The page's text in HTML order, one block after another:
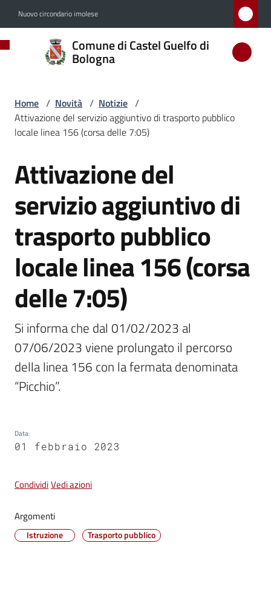
Nuovo circondario imolese
Comune di Castel Guelfo di
Bologna
Comune
di
Guelfo
di
Bologna
Amministrazione
Novità
Menu selezionato
Servizi
Vivere
Guelfo
Tutti
argomenti...
Seguici
Home / Novità / Notizie /
Attivazione del servizio aggiuntivo di trasporto pubblico
locale linea 156 (corsa delle 7:05)
Salta al contenuto
Attivazione del
servizio aggiuntivo di
trasporto pubblico
locale linea 156 (corsa
delle 7:05)
Si informa che dal 01/02/2023 al
07/06/2023 viene prolungato il percorso
della linea 156 con la fermata denominata
“Picchio”.
Data:
01 febbraio 2023
CondividiVedi azioni
Argomenti
Istruzione Trasporto pubblico